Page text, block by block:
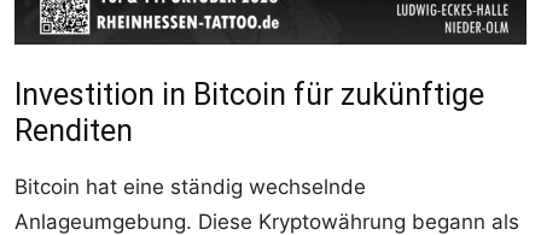
Investition in Bitcoin für zukünftige
Renditen
Bitcoin hat eine ständig wechselnde
Anlageumgebung. Diese Kryptowährung begann als